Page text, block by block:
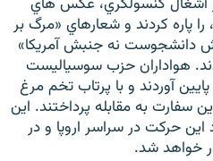
پاره كردند و شعارهاي «مرگ بر
دانشجوست نه جنبش آمريكا»
هواداران حزب سوسياليست
آوردند و با پرتاب تخم مرغ
سفارت به مقابله پرداختند. اين
حركت در سراسر اروپا و در
خواهد شد.